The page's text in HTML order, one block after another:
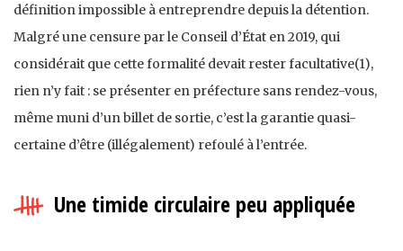
définition impossible à entreprendre depuis la détention.
Malgré une censure par le Conseil d’État en 2019, qui
considérait que cette formalité devait rester facultative(1),
rien n’y fait : se présenter en préfecture sans rendez-vous,
même muni d’un billet de sortie, c’est la garantie quasi-
certaine d’être (illégalement) refoulé à l’entrée.
Une timide circulaire peu appliquée